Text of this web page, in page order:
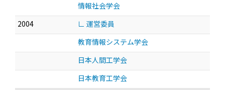
情報社会学会
2004
∟ 運営委員
教育情報システム学会
日本人間工学会
日本教育工学会